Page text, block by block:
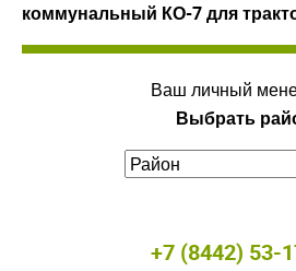
коммунальный КО-7 для
Ваш личный
Выбрать
+7 (8442) 53-